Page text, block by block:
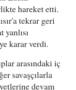
hareket etti.
tekrar geri
karar verdi.
arasındaki iç
savaşçılarla
devam